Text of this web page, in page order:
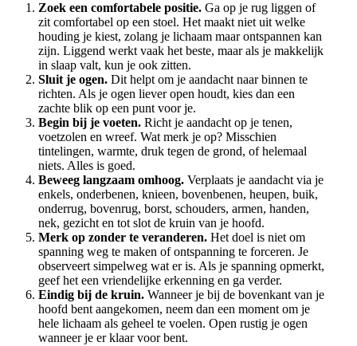
Zoek een comfortabele positie. Ga op je rug liggen of
zit comfortabel op een stoel. Het maakt niet uit welke
houding je kiest, zolang je lichaam maar ontspannen kan
zijn. Liggend werkt vaak het beste, maar als je makkelijk
in slaap valt, kun je ook zitten.
Sluit je ogen. Dit helpt om je aandacht naar binnen te
richten. Als je ogen liever open houdt, kies dan een
zachte blik op een punt voor je.
Begin bij je voeten. Richt je aandacht op je tenen,
voetzolen en wreef. Wat merk je op? Misschien
tintelingen, warmte, druk tegen de grond, of helemaal
niets. Alles is goed.
Beweeg langzaam omhoog. Verplaats je aandacht via je
enkels, onderbenen, knieen, bovenbenen, heupen, buik,
onderrug, bovenrug, borst, schouders, armen, handen,
nek, gezicht en tot slot de kruin van je hoofd.
Merk op zonder te veranderen. Het doel is niet om
spanning weg te maken of ontspanning te forceren. Je
observeert simpelweg wat er is. Als je spanning opmerkt,
geef het een vriendelijke erkenning en ga verder.
Eindig bij de kruin. Wanneer je bij de bovenkant van je
hoofd bent aangekomen, neem dan een moment om je
hele lichaam als geheel te voelen. Open rustig je ogen
wanneer je er klaar voor bent.